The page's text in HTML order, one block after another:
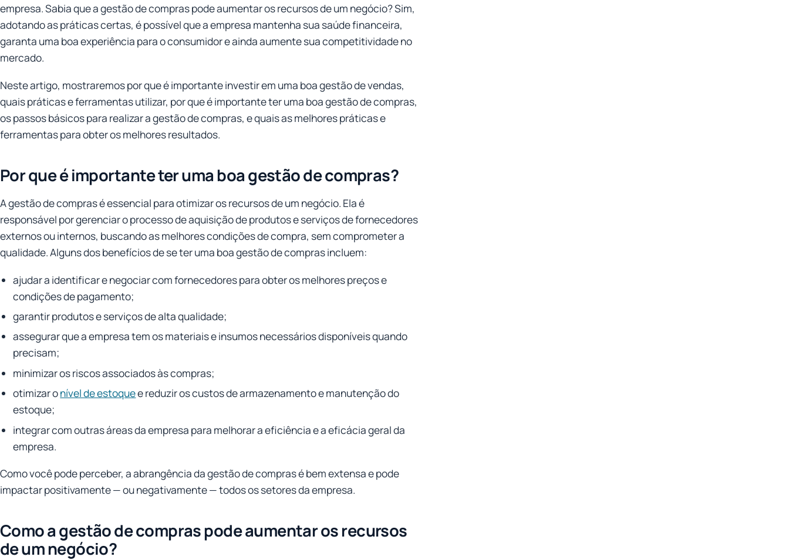
empresa. Sabia que a gestão de compras pode aumentar os recursos de um negócio? Sim,
adotando as práticas certas, é possível que a empresa mantenha sua saúde financeira,
garanta uma boa experiência para o consumidor e ainda aumente sua competitividade no
mercado.
Neste artigo, mostraremos por que é importante investir em uma boa gestão de vendas,
quais práticas e ferramentas utilizar, por que é importante ter uma boa gestão de compras,
os passos básicos para realizar a gestão de compras, e quais as melhores práticas e
ferramentas para obter os melhores resultados.
Por que é importante ter uma boa gestão de compras?
A gestão de compras é essencial para otimizar os recursos de um negócio. Ela é
responsável por gerenciar o processo de aquisição de produtos e serviços de fornecedores
externos ou internos, buscando as melhores condições de compra, sem comprometer a
qualidade. Alguns dos benefícios de se ter uma boa gestão de compras incluem:
ajudar a identificar e negociar com fornecedores para obter os melhores preços e
condições de pagamento;
garantir produtos e serviços de alta qualidade;
assegurar que a empresa tem os materiais e insumos necessários disponíveis quando
precisam;
minimizar os riscos associados às compras;
otimizar onível de estoquee reduzir os custos de armazenamento e manutenção do
estoque;
integrar com outras áreas da empresa para melhorar a eficiência e a eficácia geral da
empresa.
Como você pode perceber, a abrangência da gestão de compras é bem extensa e pode
impactar positivamente — ou negativamente — todos os setores da empresa.
Como a gestão de compras pode aumentar os recursos
de um negócio?